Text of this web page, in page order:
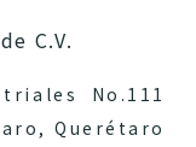
C.V.
No.111
Querétaro